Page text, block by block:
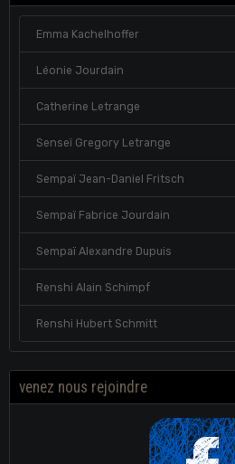
Emma Kachelhoffer
Léonie Jourdain
Catherine Letrange
Senseï Gregory Letrange
Sempaï Jean-Daniel Fritsch
Sempaï Fabrice Jourdain
Sempaï Alexandre Dupuis
Renshi Alain Schimpf
Renshi Hubert Schmitt
venez nous rejoindre